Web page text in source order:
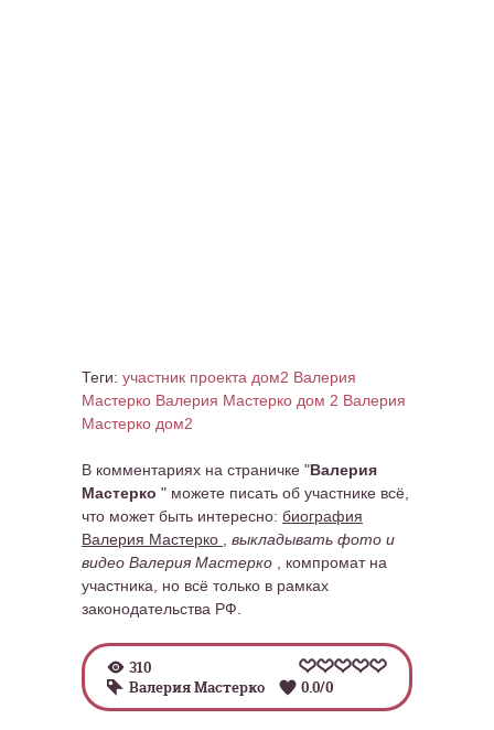
Теги: участник проекта дом2 Валерия
Мастерко Валерия Мастерко дом 2 Валерия
Мастерко дом2
В комментариях на страничке "Валерия
Мастерко " можете писать об участнике всё,
что может быть интересно: биография
Валерия Мастерко
выкладывать фото и
видео Валерия Мастерко
, компромат на
участника, но всё только в рамках
законодательства РФ.
310
Валерия Мастерко
0.0/0